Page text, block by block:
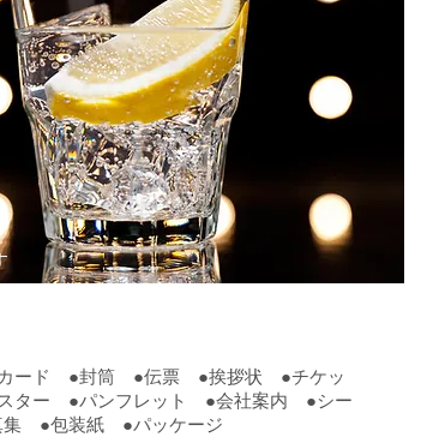
ード ●封筒 ●伝票 ●挨拶状 ●チケッ
ター ●パンフレット ●会社案内 ●シー
集 ●包装紙 ●パッケージ